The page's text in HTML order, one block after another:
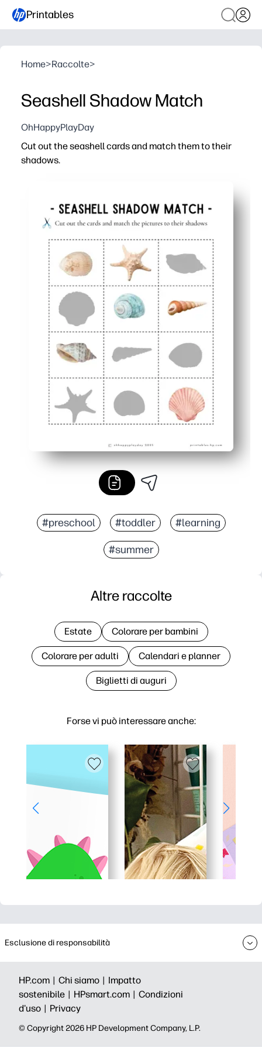
Printables
Home>Raccolte>
Seashell Shadow Match
OhHappyPlayDay
Cut out the seashell cards and match them to their
shadows.
#preschool #toddler #learning
#summer
Forse vi può interessare anche:
Altre raccolte
Estate Colorare per bambini
Colorare per adulti Calendari e planner
Biglietti di auguri
Esclusione di responsabilità
HP.com | Chi siamo | Impatto
sostenibile | HPsmart.com | Condizioni
d'uso | Privacy
© Copyright 2026 HP Development Company, L.P.